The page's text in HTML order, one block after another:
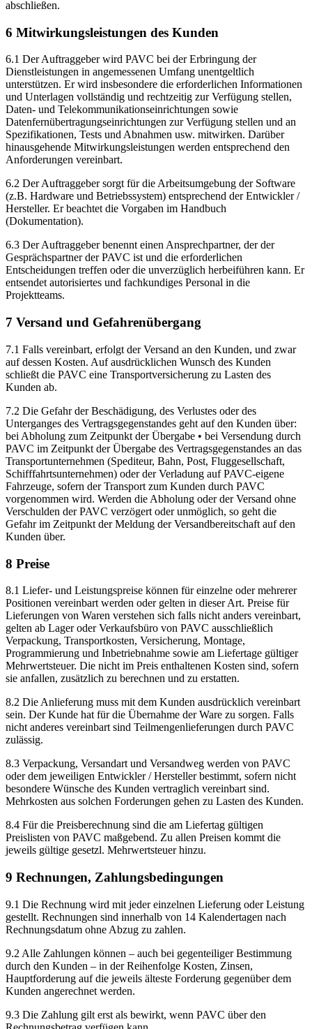
abschließen.
6 Mitwirkungsleistungen des Kunden
6.1 Der Auftraggeber wird PAVC bei der Erbringung der
Dienstleistungen in angemessenen Umfang unentgeltlich
unterstützen. Er wird insbesondere die erforderlichen Informationen
und Unterlagen vollständig und rechtzeitig zur Verfügung stellen,
Daten- und Telekommunikationseinrichtungen sowie
Datenfernübertragungseinrichtungen zur Verfügung stellen und an
Spezifikationen, Tests und Abnahmen usw. mitwirken. Darüber
hinausgehende Mitwirkungsleistungen werden entsprechend den
Anforderungen vereinbart.
6.2 Der Auftraggeber sorgt für die Arbeitsumgebung der Software
(z.B. Hardware und Betriebssystem) entsprechend der Entwickler /
Hersteller. Er beachtet die Vorgaben im Handbuch
(Dokumentation).
6.3 Der Auftraggeber benennt einen Ansprechpartner, der der
Gesprächspartner der PAVC ist und die erforderlichen
Entscheidungen treffen oder die unverzüglich herbeiführen kann. Er
entsendet autorisiertes und fachkundiges Personal in die
Projektteams.
7 Versand und Gefahrenübergang
7.1 Falls vereinbart, erfolgt der Versand an den Kunden, und zwar
auf dessen Kosten. Auf ausdrücklichen Wunsch des Kunden
schließt die PAVC eine Transportversicherung zu Lasten des
Kunden ab.
7.2 Die Gefahr der Beschädigung, des Verlustes oder des
Unterganges des Vertragsgegenstandes geht auf den Kunden über:
bei Abholung zum Zeitpunkt der Übergabe • bei Versendung durch
PAVC im Zeitpunkt der Übergabe des Vertragsgegenstandes an das
Transportunternehmen (Spediteur, Bahn, Post, Fluggesellschaft,
Schifffahrtsunternehmen) oder der Verladung auf PAVC-eigene
Fahrzeuge, sofern der Transport zum Kunden durch PAVC
vorgenommen wird. Werden die Abholung oder der Versand ohne
Verschulden der PAVC verzögert oder unmöglich, so geht die
Gefahr im Zeitpunkt der Meldung der Versandbereitschaft auf den
Kunden über.
8 Preise
8.1 Liefer- und Leistungspreise können für einzelne oder mehrerer
Positionen vereinbart werden oder gelten in dieser Art. Preise für
Lieferungen von Waren verstehen sich falls nicht anders vereinbart,
gelten ab Lager oder Verkaufsbüro von PAVC ausschließlich
Verpackung, Transportkosten, Versicherung, Montage,
Programmierung und Inbetriebnahme sowie am Liefertage gültiger
Mehrwertsteuer. Die nicht im Preis enthaltenen Kosten sind, sofern
sie anfallen, zusätzlich zu berechnen und zu erstatten.
8.2 Die Anlieferung muss mit dem Kunden ausdrücklich vereinbart
sein. Der Kunde hat für die Übernahme der Ware zu sorgen. Falls
nicht anderes vereinbart sind Teilmengenlieferungen durch PAVC
zulässig.
8.3 Verpackung, Versandart und Versandweg werden von PAVC
oder dem jeweiligen Entwickler / Hersteller bestimmt, sofern nicht
besondere Wünsche des Kunden vertraglich vereinbart sind.
Mehrkosten aus solchen Forderungen gehen zu Lasten des Kunden.
8.4 Für die Preisberechnung sind die am Liefertag gültigen
Preislisten von PAVC maßgebend. Zu allen Preisen kommt die
jeweils gültige gesetzl. Mehrwertsteuer hinzu.
9 Rechnungen, Zahlungsbedingungen
9.1 Die Rechnung wird mit jeder einzelnen Lieferung oder Leistung
gestellt. Rechnungen sind innerhalb von 14 Kalendertagen nach
Rechnungsdatum ohne Abzug zu zahlen.
9.2 Alle Zahlungen können – auch bei gegenteiliger Bestimmung
durch den Kunden – in der Reihenfolge Kosten, Zinsen,
Hauptforderung auf die jeweils älteste Forderung gegenüber dem
Kunden angerechnet werden.
9.3 Die Zahlung gilt erst als bewirkt, wenn PAVC über den